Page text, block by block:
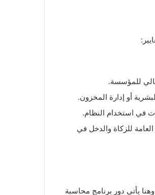
للمؤسسة.
أو إدارة المخزون.
في استخدام النظام.
للزكاة والدخل في
يأتي دور برنامج محاسبة